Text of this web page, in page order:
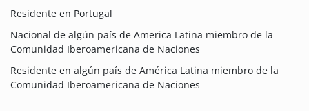
Residente en Portugal
Nacional de algún país de America Latina miembro de la
Comunidad Iberoamericana de Naciones
Residente en algún país de América Latina miembro de la
Comunidad Iberoamericana de Naciones